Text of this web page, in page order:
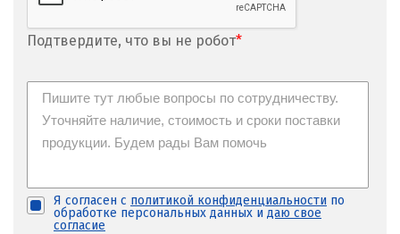
Подтвердите, что вы не робот*
Я согласен с политикой конфиденциальности по
обработке персональных данных и даю свое
согласие